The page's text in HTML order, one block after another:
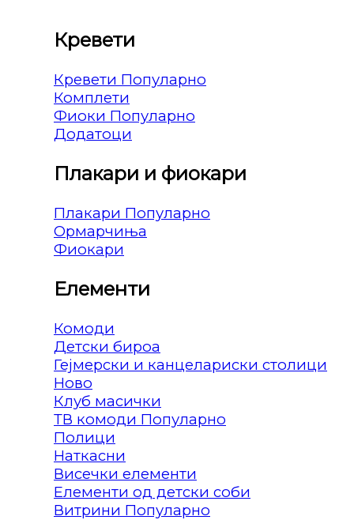
Кревети
Кревети
Комплети
Фиоки
Додатоци
Плакари и фиокари
Плакари
Ормарчиња
Фиокари
Елементи
Комоди
Детски бироа
Гејмерски и канцелариски столици
Клуб масички
ТВ комоди
Полици
Наткасни
Висечки елементи
Елементи од детски соби
Витрини